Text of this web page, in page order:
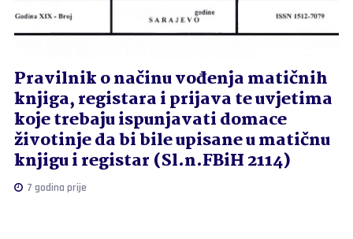
Pravilnik o načinu vođenja matičnih
knjiga, registara i prijava te uvjetima
koje trebaju ispunjavati domace
životinje da bi bile upisane u matičnu
knjigu i registar (Sl.n.FBiH 2114)
7 godina prije